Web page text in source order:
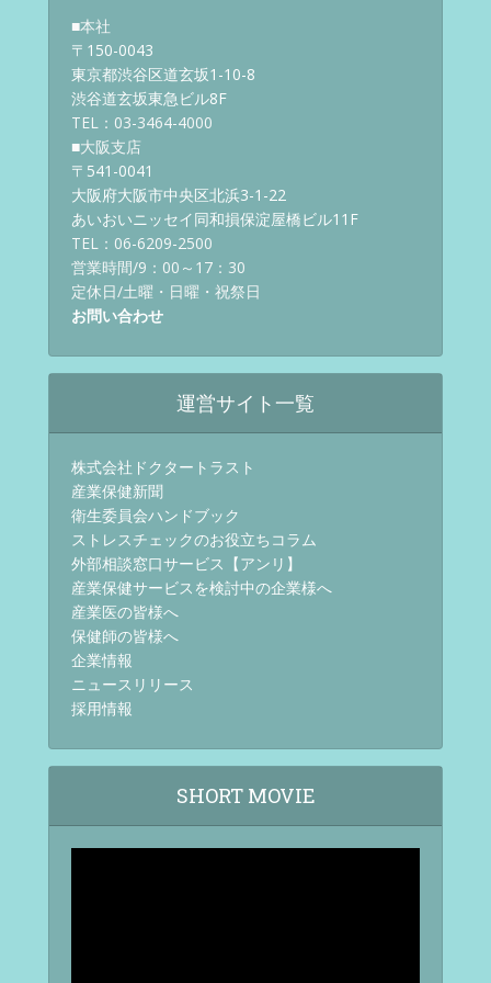
■本社
〒150-0043
東京都渋谷区道玄坂1-10-8
渋谷道玄坂東急ビル8F
TEL：03-3464-4000
■大阪支店
〒541-0041
大阪府大阪市中央区北浜3-1-22
あいおいニッセイ同和損保淀屋橋ビル11F
TEL：06-6209-2500
営業時間/9：00～17：30
定休日/土曜・日曜・祝祭日
お問い合わせ
運営サイト一覧
株式会社ドクタートラスト
産業保健新聞
衛生委員会ハンドブック
ストレスチェックのお役立ちコラム
外部相談窓口サービス【アンリ】
産業保健サービスを検討中の企業様へ
産業医の皆様へ
保健師の皆様へ
企業情報
ニュースリリース
採用情報
SHORT MOVIE